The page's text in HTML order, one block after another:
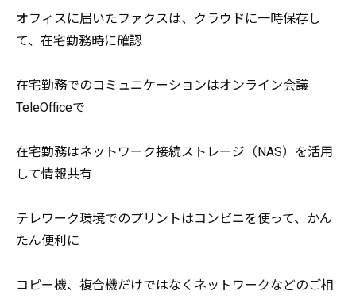
オフィスに届いたファクスは、クラウドに一時保存し
て、在宅勤務時に確認
在宅勤務でのコミュニケーションはオンライン会議
TeleOfficeで
在宅勤務はネットワーク接続ストレージ（NAS）を活用
して情報共有
テレワーク環境でのプリントはコンビニを使って、かん
たん便利に
コピー機、複合機だけではなくネットワークなどのご相